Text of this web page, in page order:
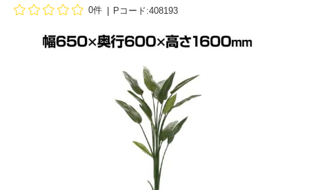
0件 Pコード:408193